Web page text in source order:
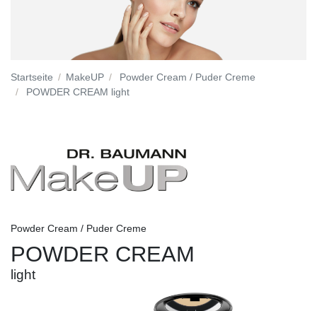
Startseite MakeUP
Powder Cream / Puder Creme
POWDER CREAM light
Powder Cream / Puder Creme
POWDER CREAM
light